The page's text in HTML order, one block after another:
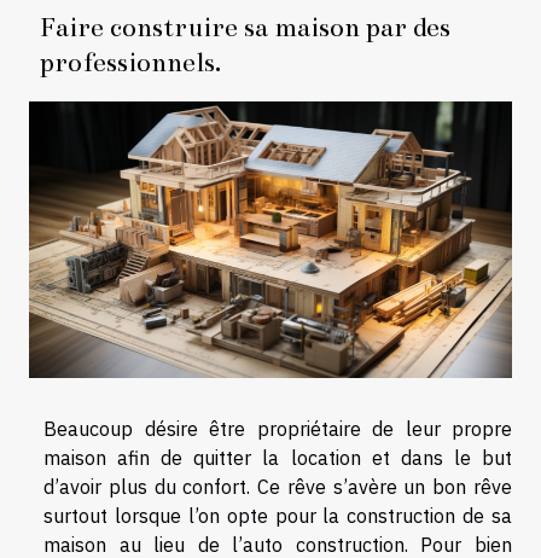
Faire construire sa maison par des
professionnels.
Beaucoup désire être propriétaire de leur propre
maison afin de quitter la location et dans le but
d’avoir plus du confort. Ce rêve s’avère un bon rêve
surtout lorsque l’on opte pour la construction de sa
maison au lieu de l’auto construction. Pour bien